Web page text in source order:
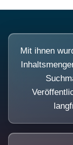
Mit ihnen